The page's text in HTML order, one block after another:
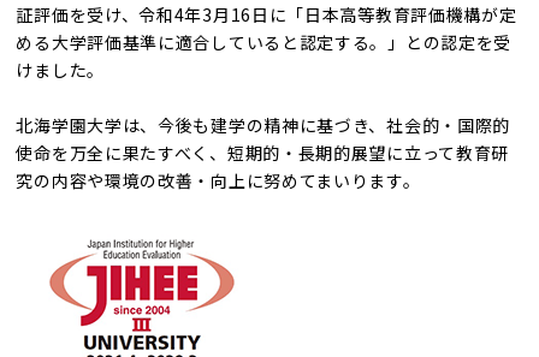
証評価を受け、令和4年3月16日に「日本高等教育評価機構が定
める大学評価基準に適合していると認定する。」との認定を受
けました。
北海学園大学は、今後も建学の精神に基づき、社会的・国際的
使命を万全に果たすべく、短期的・長期的展望に立って教育研
究の内容や環境の改善・向上に努めてまいります。